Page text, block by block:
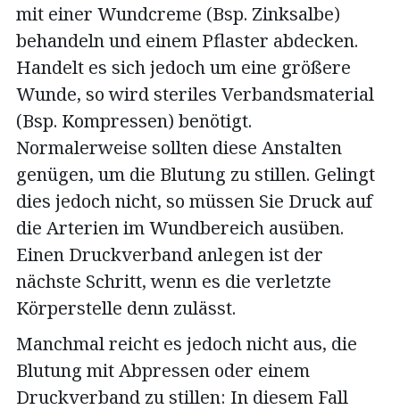
mit einer Wundcreme (Bsp. Zinksalbe)
behandeln und einem Pflaster abdecken.
Handelt es sich jedoch um eine größere
Wunde, so wird steriles Verbandsmaterial
(Bsp. Kompressen) benötigt.
Normalerweise sollten diese Anstalten
genügen, um die Blutung zu stillen. Gelingt
dies jedoch nicht, so müssen Sie Druck auf
die Arterien im Wundbereich ausüben.
Einen Druckverband anlegen ist der
nächste Schritt, wenn es die verletzte
Körperstelle denn zulässt.
Manchmal reicht es jedoch nicht aus, die
Blutung mit Abpressen oder einem
Druckverband zu stillen: In diesem Fall